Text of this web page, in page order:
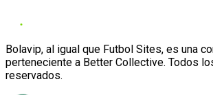
Bolavip, al igual que Futbol Sites, es una
perteneciente a Better Collective. Todos
reservados.